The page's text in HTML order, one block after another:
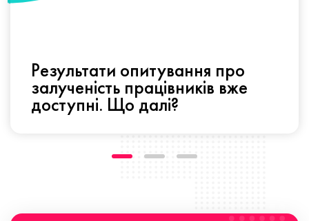
Результати опитування про
залученість працівників вже
доступні. Що далі?